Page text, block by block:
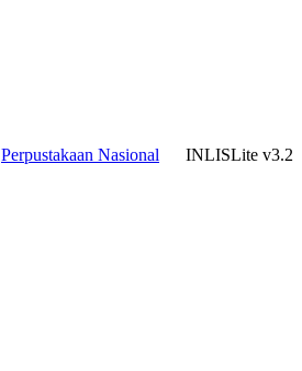
INLISLite v3.2
Perpustakaan Nasional